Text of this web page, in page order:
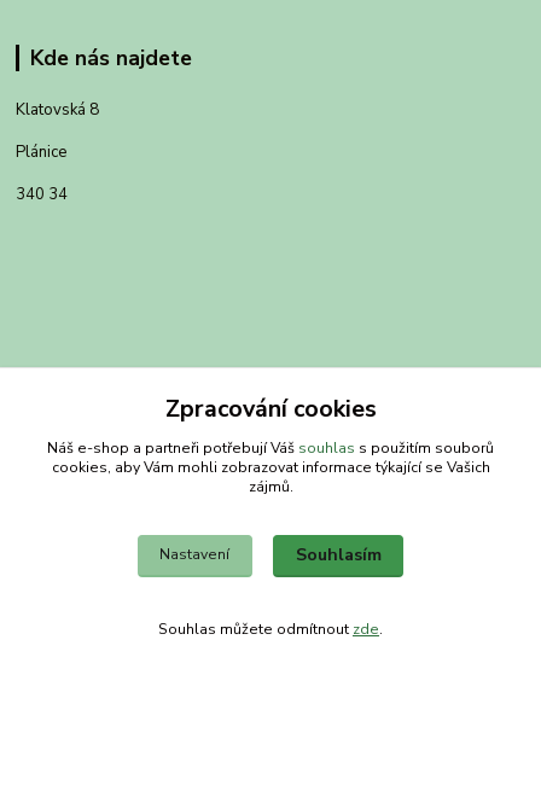
Kde nás najdete
Klatovská 8
Plánice
340 34
Obchodní dům-splněný sen
+420 734303223
Zpracování cookies
Náš e-shop a partneři potřebují Váš souhlas s použitím souborů
cookies, aby Vám mohli zobrazovat informace týkající se Vašich
zájmů.
Nastavení Souhlasím
Souhlas můžete odmítnout zde.